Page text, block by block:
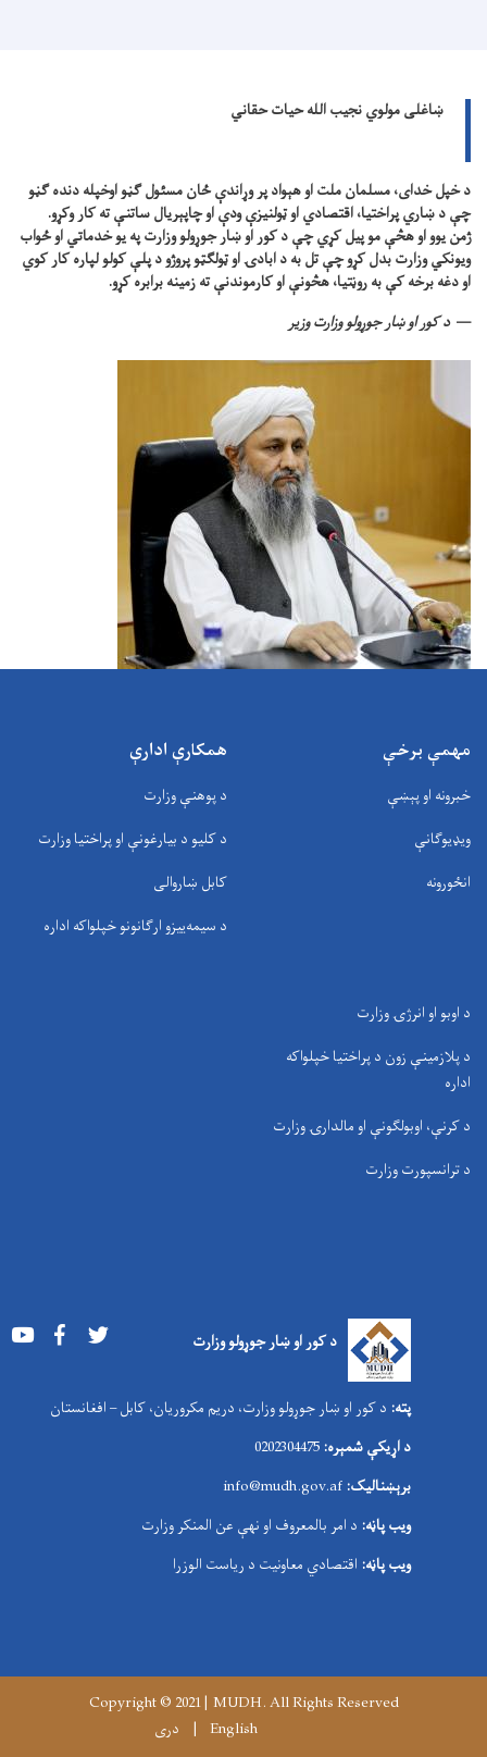
ښاغلی مولوي نجیب الله حیات حقاني
د خپل خدای، مسلمان ملت او هېواد پر وړاندې ځان مسئول ګڼو اوخپله دنده ګڼو
چې د ښاري پراختیا، اقتصادي او ټولنیزې ودې او چاپېریال ساتنې ته کار وکړو.
ژمن یوو او هڅې مو پیل کړي چې د کور او ښار جوړولو وزارت په یو خدماتي او ځواب
ویونکي وزارت بدل کړو چې تل به د ابادۍ او ټولګټو پروژو د پلې کولو لپاره کار کوي
او دغه برخه کې به روڼتیا، هڅونې او کارموندنې ته زمینه برابره کړو.
د کور او ښار جوړولو وزارت وزیر
مهمې برخې
خبرونه او پېښې
ویډیوګانې
انځورونه
همکارې ادارې
د پوهنې وزارت
د کلیو د بیارغونې او پراختیا وزارت
کابل ښاروالی
د سيمه‌ييزو ارګانونو خپلواکه اداره
د اوبو او انرژۍ وزارت
د پلازمینې زون د پراختیا خپلواکه
اداره
د کرنې، اوبولګونې او مالدارۍ وزارت
د ترانسپورت وزارت
د کور او ښار جوړولو وزارت Youtube Facebook
پته: د کور او ښار جوړولو وزارت، دریم مکروریان، کابل – افغانستان
د اړیکې شمېره:
برېښنالیک:
info@mudh.gov.af
ویب پاڼه: د امر بالمعروف او نهې عن المنکر وزارت
ویب پاڼه: اقتصادي معاونیت د ریاست الوزرا
Copyright © 2021 | MUDH. All Rights Reserved
English
دری